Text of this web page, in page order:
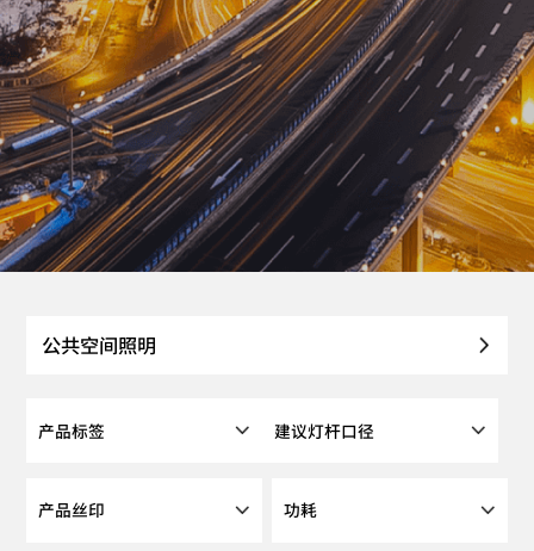
公共空间照明